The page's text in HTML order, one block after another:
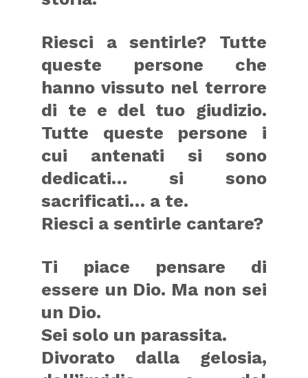
Riesci a sentirle? Tutte
queste persone che
hanno vissuto nel terrore
di te e del tuo giudizio.
Tutte queste persone i
cui antenati si sono
dedicati… si sono
sacrificati… a te.
Riesci a sentirle cantare?
Ti piace pensare di
essere un Dio. Ma non sei
un Dio.
Sei solo un parassita.
Divorato dalla gelosia,